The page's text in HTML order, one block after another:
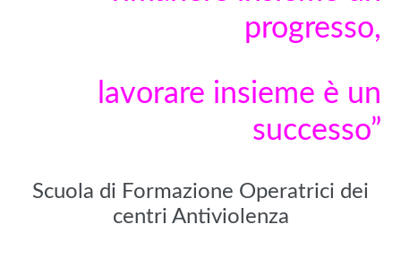
progresso,
lavorare insieme è un
successo”
Scuola di Formazione Operatrici dei
centri Antiviolenza